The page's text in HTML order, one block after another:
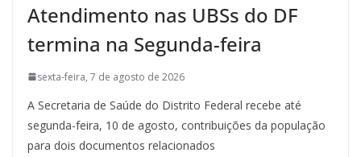
Atendimento nas UBSs do DF
termina na Segunda-feira
sexta-feira, 7 de agosto de 2026
A Secretaria de Saúde do Distrito Federal recebe até
segunda-feira, 10 de agosto, contribuições da população
para dois documentos relacionados